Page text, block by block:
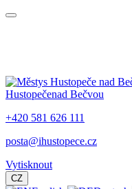
Hustopečenad Bečvou
+420 581 626 111
posta@ihustopece.cz
Vytisknout
CZ